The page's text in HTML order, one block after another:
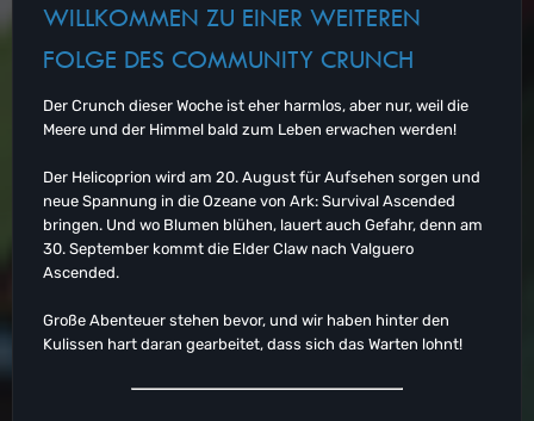
WILLKOMMEN ZU EINER WEITEREN
FOLGE DES COMMUNITY CRUNCH
Der Crunch dieser Woche ist eher harmlos, aber nur, weil die
Meere und der Himmel bald zum Leben erwachen werden!
Der Helicoprion wird am 20. August für Aufsehen sorgen und
neue Spannung in die Ozeane von Ark: Survival Ascended
bringen. Und wo Blumen blühen, lauert auch Gefahr, denn am
30. September kommt die Elder Claw nach Valguero
Ascended.
Große Abenteuer stehen bevor, und wir haben hinter den
Kulissen hart daran gearbeitet, dass sich das Warten lohnt!